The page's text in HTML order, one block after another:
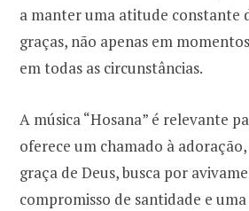
a manter uma atitude constante
graças, não apenas em
em todas as circunstâncias.
A música “Hosana” é relevante
oferece um chamado à
graça de Deus, busca por
compromisso de santidade e